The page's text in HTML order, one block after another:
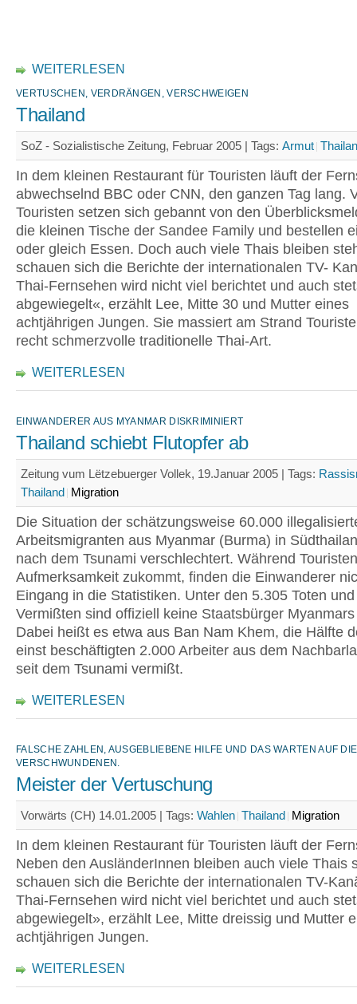
WEITERLESEN
VERTUSCHEN, VERDRÄNGEN, VERSCHWEIGEN
Thailand
SoZ - Sozialistische Zeitung, Februar 2005 | Tags: Armut
In dem kleinen Restaurant für Touristen läuft der
abwechselnd BBC oder CNN, den ganzen Tag lang.
Touristen setzen sich gebannt von den
die kleinen Tische der Sandee Family und bestellen
oder gleich Essen. Doch auch viele Thais bleiben
schauen sich die Berichte der internationalen TV-
Thai-Fernsehen wird nicht viel berichtet und auch
abgewiegelt«, erzählt Lee, Mitte 30 und Mutter eines
achtjährigen Jungen. Sie massiert am Strand
recht schmerzvolle traditionelle Thai-Art.
WEITERLESEN
EINWANDERER AUS MYANMAR DISKRIMINIERT
Thailand schiebt Flutopfer ab
Zeitung vum Lëtzebuerger Vollek, 19.Januar 2005 | Tags:
Thailand Migration
Die Situation der schätzungsweise 60.000
Arbeitsmigranten aus Myanmar (Burma) in
nach dem Tsunami verschlechtert. Während
Aufmerksamkeit zukommt, finden die Einwanderer
Eingang in die Statistiken. Unter den 5.305 Toten
Vermißten sind offiziell keine Staatsbürger
Dabei heißt es etwa aus Ban Nam Khem, die Hälfte
einst beschäftigten 2.000 Arbeiter aus dem
seit dem Tsunami vermißt.
WEITERLESEN
FALSCHE ZAHLEN, AUSGEBLIEBENE HILFE UND DAS WARTEN AUF DIE
VERSCHWUNDENEN.
Meister der Vertuschung
Vorwärts (CH) 14.01.2005 | Tags: Wahlen Thailand Migration
In dem kleinen Restaurant für Touristen läuft der
Neben den AusländerInnen bleiben auch viele Thais
schauen sich die Berichte der internationalen TV-
Thai-Fernsehen wird nicht viel berichtet und auch
abgewiegelt», erzählt Lee, Mitte dreissig und Mutter
achtjährigen Jungen.
WEITERLESEN